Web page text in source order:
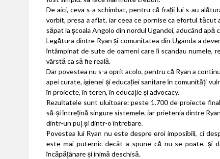
De aici, ceva s-a schimbat, pentru că frații lui s-au
vorbit, presa a aflat, iar ceea ce pornise ca efortul tăcut
săpat la școala Angolo din nordul Ugandei, aducând apă
Legătura dintre Ryan și comunitatea din Uganda a
întâmpinat de sute de oameni care îi scandau numele,
vârstă ca să fie reală.
Dar povestea nu s-a oprit acolo, pentru că Ryan a
apei curate, igienei și educației sanitare în comunități
în proiecte, în teren, în educație și advocacy.
Rezultatele sunt uluitoare: peste 1.700 de proiecte
să-și întrețină singure sistemele, iar prietenia dintre
dintr-un puț și dintr-o întrebare.
Povestea lui Ryan nu este despre eroi imposibili, ci
este mai puternic decât a spune că nu se poate, și
încăpățânare și inimă deschisă.